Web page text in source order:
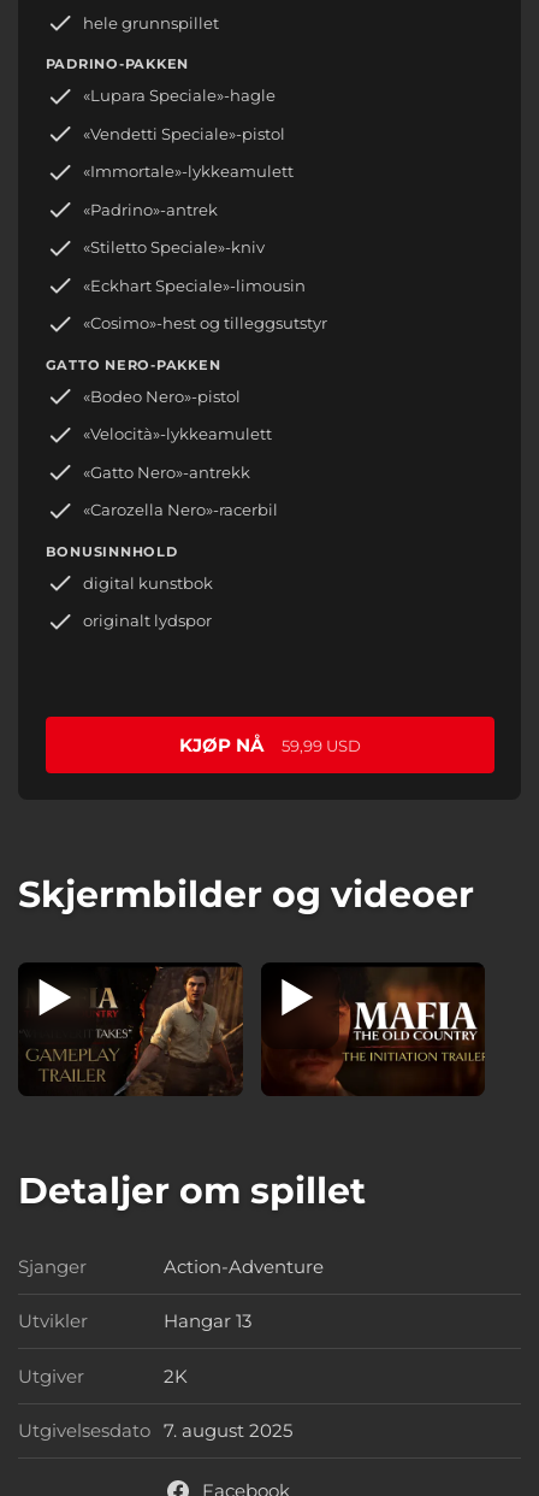
hele grunnspillet
PADRINO-PAKKEN
«Lupara Speciale»-hagle
«Vendetti Speciale»-pistol
«Immortale»-lykkeamulett
«Padrino»-antrek
«Stiletto Speciale»-kniv
«Eckhart Speciale»-limousin
«Cosimo»-hest og tilleggsutstyr
GATTO NERO-PAKKEN
«Bodeo Nero»-pistol
«Velocità»-lykkeamulett
«Gatto Nero»-antrekk
«Carozella Nero»-racerbil
BONUSINNHOLD
digital kunstbok
originalt lydspor
KJØP NÅ 59,99 USD
Skjermbilder og videoer
Detaljer om spillet
Sjanger Sjanger
Action-Adventure
Utvikler Utvikler
Hangar 13
Utgiver Utgiver
2K
Utgivelsesdato Utgivelsesdato
7. august 2025
Facebook